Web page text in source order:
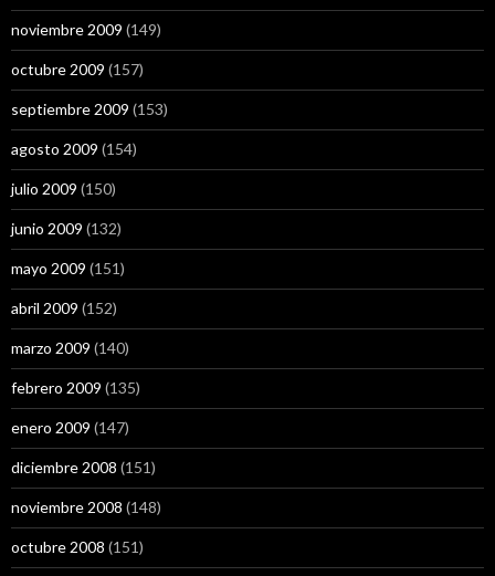
noviembre 2009 (149)
octubre 2009 (157)
septiembre 2009 (153)
agosto 2009 (154)
julio 2009 (150)
junio 2009 (132)
mayo 2009 (151)
abril 2009 (152)
marzo 2009 (140)
febrero 2009 (135)
enero 2009 (147)
diciembre 2008 (151)
noviembre 2008 (148)
octubre 2008 (151)